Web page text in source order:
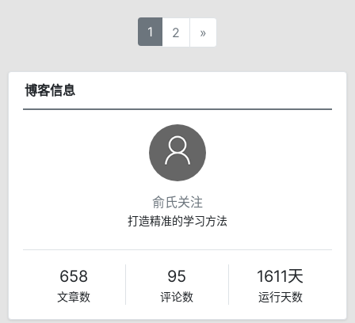
1 2 »
博客信息
俞氏关注
打造精准的学习方法
658
文章数
95
评论数
1611天
运行天数